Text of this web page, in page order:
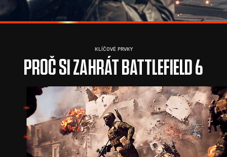
KLÍČOVÉ PRVKY
PROČ SI ZAHRÁT BATTLEFIELD 6